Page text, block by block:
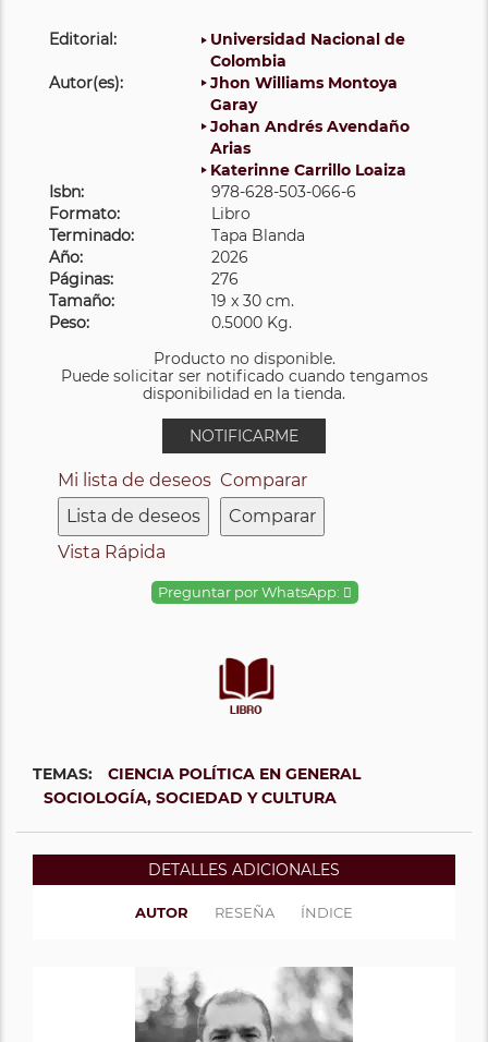
Editorial:
Universidad Nacional de
Colombia
Autor(es):
Jhon Williams Montoya
Garay
Johan Andrés Avendaño
Arias
Katerinne Carrillo Loaiza
Isbn:
978-628-503-066-6
Formato:
Libro
Terminado:
Tapa Blanda
Año:
2026
Páginas:
276
Tamaño:
19 x 30 cm.
Peso:
0.5000 Kg.
Producto no disponible.
Puede solicitar ser notificado cuando tengamos
disponibilidad en la tienda.
NOTIFICARME
Mi lista de deseos
Lista de deseos
Comparar
Comparar
Vista Rápida
Preguntar por WhatsApp:
TEMAS:
CIENCIA POLÍTICA EN GENERAL
SOCIOLOGÍA, SOCIEDAD Y CULTURA
DETALLES ADICIONALES
AUTOR RESEÑA ÍNDICE